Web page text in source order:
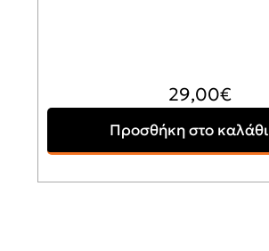
29,00€
Προσθήκη στο καλάθι